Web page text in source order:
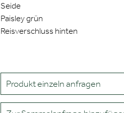
Seide
Paisley grün
Reisverschluss hinten
Produkt einzeln anfragen